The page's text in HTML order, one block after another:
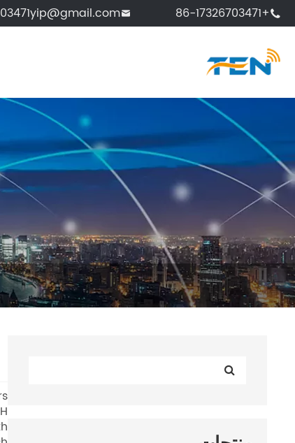

+86-17326703471
